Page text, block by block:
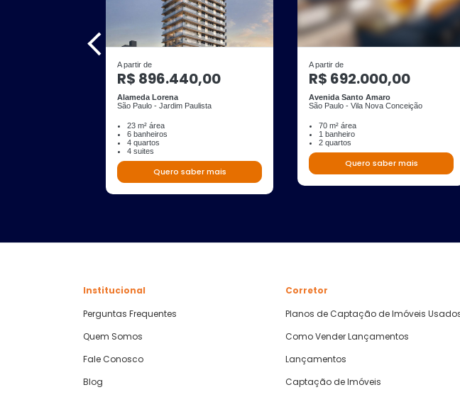
A partir de
R$ 896.440,00
Alameda Lorena
São Paulo - Jardim Paulista
23 m² área
6 banheiros
4 quartos
4 suites
Quero saber mais
A partir de
R$ 692.000,00
Avenida Santo Amaro
São Paulo - Vila Nova Conceição
70 m² área
1 banheiro
2 quartos
Quero saber mais
Institucional
Perguntas Frequentes
Quem Somos
Fale Conosco
Blog
Corretor
Planos de Captação de Imóveis
Como Vender Lançamentos
Lançamentos
Captação de Imóveis